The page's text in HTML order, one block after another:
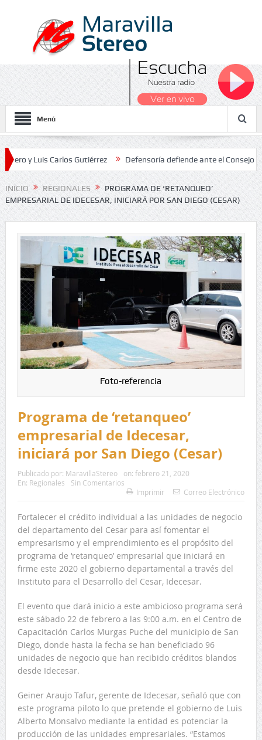
Menú
Carlos Gutiérrez Defensoría defiende ante el Consejo de
Nacionales 2026
INICIO REGIONALES
PROGRAMA DE ‘RETANQUEO’
EMPRESARIAL DE IDECESAR, INICIARÁ POR SAN DIEGO (CESAR)
Foto-referencia
Programa de ‘retanqueo’
empresarial de Idecesar,
iniciará por San Diego (Cesar)
Publicado por: MaravillaStereo on: febrero 21, 2020
En: Regionales
Sin Comentarios
Imprimir
Correo Electrónico
Fortalecer el crédito individual a las unidades de negocio
del departamento del Cesar para así fomentar el
empresarismo y el emprendimiento es el propósito del
programa de ‘retanqueo’ empresarial que iniciará en
firme este 2020 el gobierno departamental a través del
Instituto para el Desarrollo del Cesar, Idecesar.
El evento que dará inicio a este ambicioso programa será
este sábado 22 de febrero a las 9:00 a.m. en el Centro de
Capacitación Carlos Murgas Puche del municipio de San
Diego, donde hasta la fecha se han beneficiado 96
unidades de negocio que han recibido créditos blandos
desde Idecesar.
Geiner Araujo Tafur, gerente de Idecesar, señaló que con
este programa piloto lo que pretende el gobierno de Luis
Alberto Monsalvo mediante la entidad es potenciar la
producción de las unidades empresariales. “Estamos